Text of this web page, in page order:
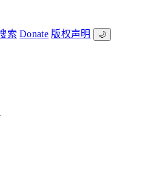
索 Donate 版权声明 🌙